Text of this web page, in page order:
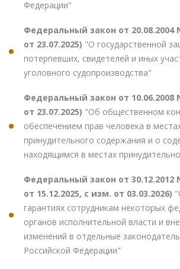
Федерации"
Федеральный закон от 20.08.2004
от 23.07.2025) "О государственной
потерпевших, свидетелей и иных
уголовного судопроизводства"
Федеральный закон от 10.06.2008
от 23.07.2025) "Об общественном
обеспечением прав человека в
принудительного содержания и о
находящимся в местах
Федеральный закон от 30.12.2012
от 15.12.2025, с изм. от 03.03.2026)
гарантиях сотрудникам некоторых
органов исполнительной власти и
изменений в отдельные
Российской Федерации"